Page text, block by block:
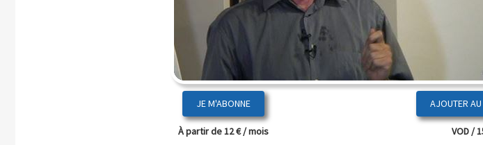
JE M'ABONNE
À partir de 12 € / mois VOD /